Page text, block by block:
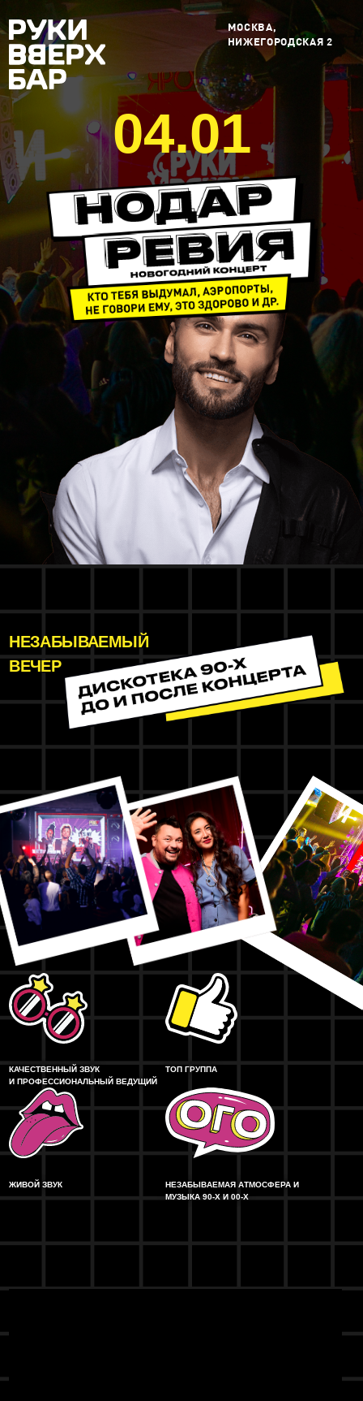
МОСКВА,
НИЖЕГОРОДСКАЯ 2
04.01
НЕЗАБЫВАЕМЫЙ
ВЕЧЕР
КАЧЕСТВЕННЫЙ ЗВУК
И ПРОФЕССИОНАЛЬНЫЙ ВЕДУЩИЙ
ТОП ГРУППА
ЖИВОЙ ЗВУК
НЕЗАБЫВАЕМАЯ АТМОСФЕРА И
МУЗЫКА 90-Х И 00-Х